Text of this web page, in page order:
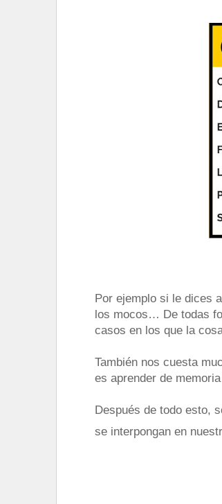
Por ejemplo si le dices
los mocos… De todas
casos en los que la
También nos cuesta
es aprender de
Después de todo esto,
se interpongan en